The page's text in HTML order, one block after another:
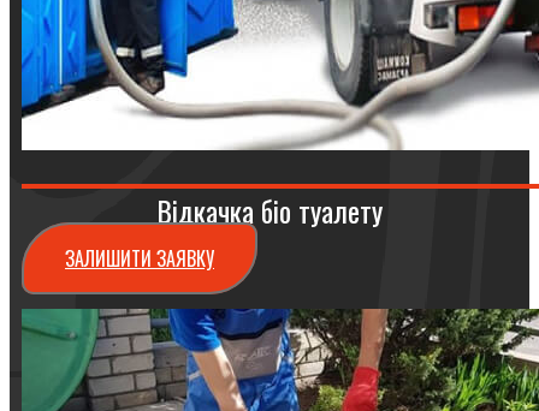
Відкачка біо туалету
ЗАЛИШИТИ ЗАЯВКУ